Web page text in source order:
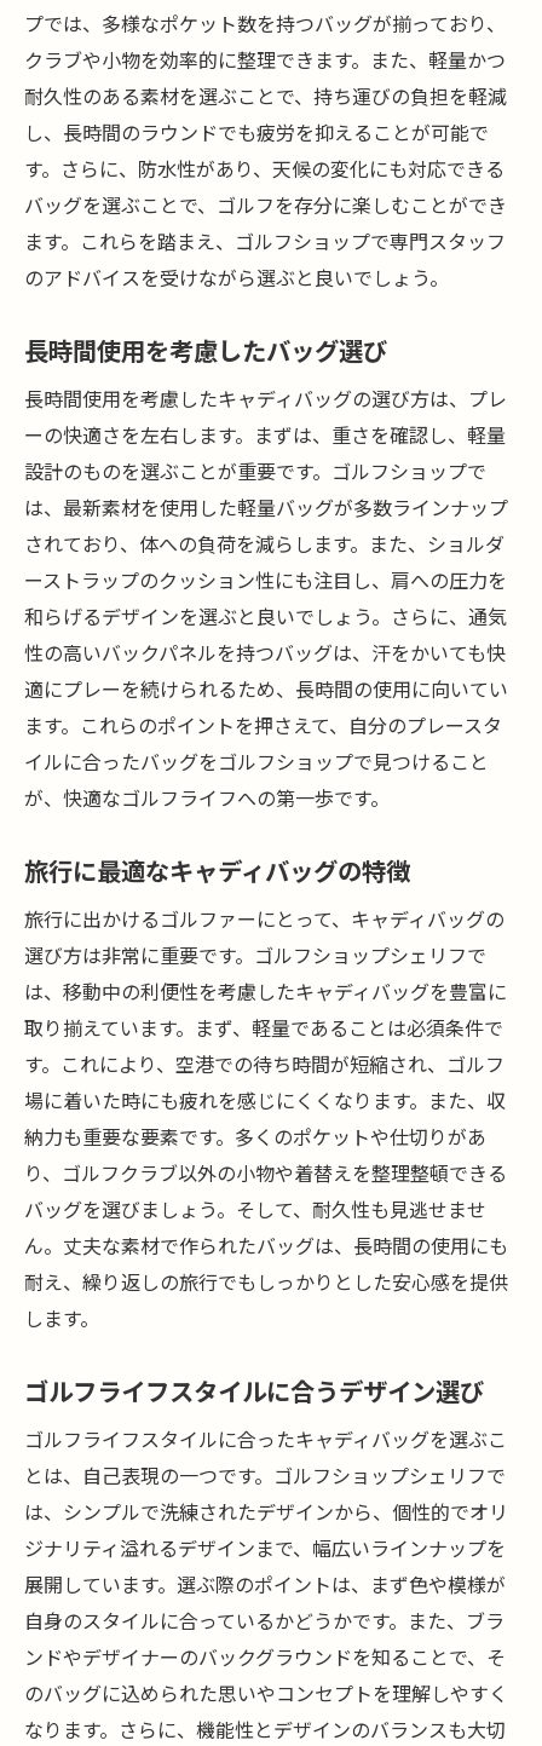
プでは、多様なポケット数を持つバッグが揃っており、
クラブや小物を効率的に整理できます。また、軽量かつ
耐久性のある素材を選ぶことで、持ち運びの負担を軽減
し、長時間のラウンドでも疲労を抑えることが可能で
す。さらに、防水性があり、天候の変化にも対応できる
バッグを選ぶことで、ゴルフを存分に楽しむことができ
ます。これらを踏まえ、ゴルフショップで専門スタッフ
のアドバイスを受けながら選ぶと良いでしょう。
長時間使用を考慮したバッグ選び
長時間使用を考慮したキャディバッグの選び方は、プレ
ーの快適さを左右します。まずは、重さを確認し、軽量
設計のものを選ぶことが重要です。ゴルフショップで
は、最新素材を使用した軽量バッグが多数ラインナップ
されており、体への負荷を減らします。また、ショルダ
ーストラップのクッション性にも注目し、肩への圧力を
和らげるデザインを選ぶと良いでしょう。さらに、通気
性の高いバックパネルを持つバッグは、汗をかいても快
適にプレーを続けられるため、長時間の使用に向いてい
ます。これらのポイントを押さえて、自分のプレースタ
イルに合ったバッグをゴルフショップで見つけること
が、快適なゴルフライフへの第一歩です。
旅行に最適なキャディバッグの特徴
旅行に出かけるゴルファーにとって、キャディバッグの
選び方は非常に重要です。ゴルフショップシェリフで
は、移動中の利便性を考慮したキャディバッグを豊富に
取り揃えています。まず、軽量であることは必須条件で
す。これにより、空港での待ち時間が短縮され、ゴルフ
場に着いた時にも疲れを感じにくくなります。また、収
納力も重要な要素です。多くのポケットや仕切りがあ
り、ゴルフクラブ以外の小物や着替えを整理整頓できる
バッグを選びましょう。そして、耐久性も見逃せませ
ん。丈夫な素材で作られたバッグは、長時間の使用にも
耐え、繰り返しの旅行でもしっかりとした安心感を提供
します。
ゴルフライフスタイルに合うデザイン選び
ゴルフライフスタイルに合ったキャディバッグを選ぶこ
とは、自己表現の一つです。ゴルフショップシェリフで
は、シンプルで洗練されたデザインから、個性的でオリ
ジナリティ溢れるデザインまで、幅広いラインナップを
展開しています。選ぶ際のポイントは、まず色や模様が
自身のスタイルに合っているかどうかです。また、ブラ
ンドやデザイナーのバックグラウンドを知ることで、そ
のバッグに込められた思いやコンセプトを理解しやすく
なります。さらに、機能性とデザインのバランスも大切